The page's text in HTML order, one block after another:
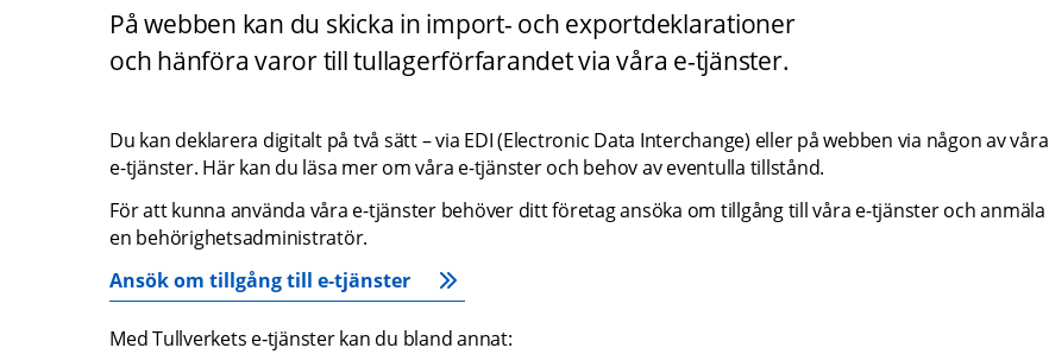
På webben kan du skicka in import- och exportdeklarationer
och hänföra varor till tullagerförfarandet via våra e-tjänster.
Du kan deklarera digitalt på två sätt – via EDI (Electronic Data Interchange) eller på webben via någon av våra
e-tjänster. Här kan du läsa mer om våra e-tjänster och behov av eventulla tillstånd.
För att kunna använda våra e-tjänster behöver ditt företag ansöka om tillgång till våra e-tjänster och anmäla
en behörighetsadministratör.
Ansök om tillgång till e‑tjänster
Med Tullverkets e‑tjänster kan du bland annat: